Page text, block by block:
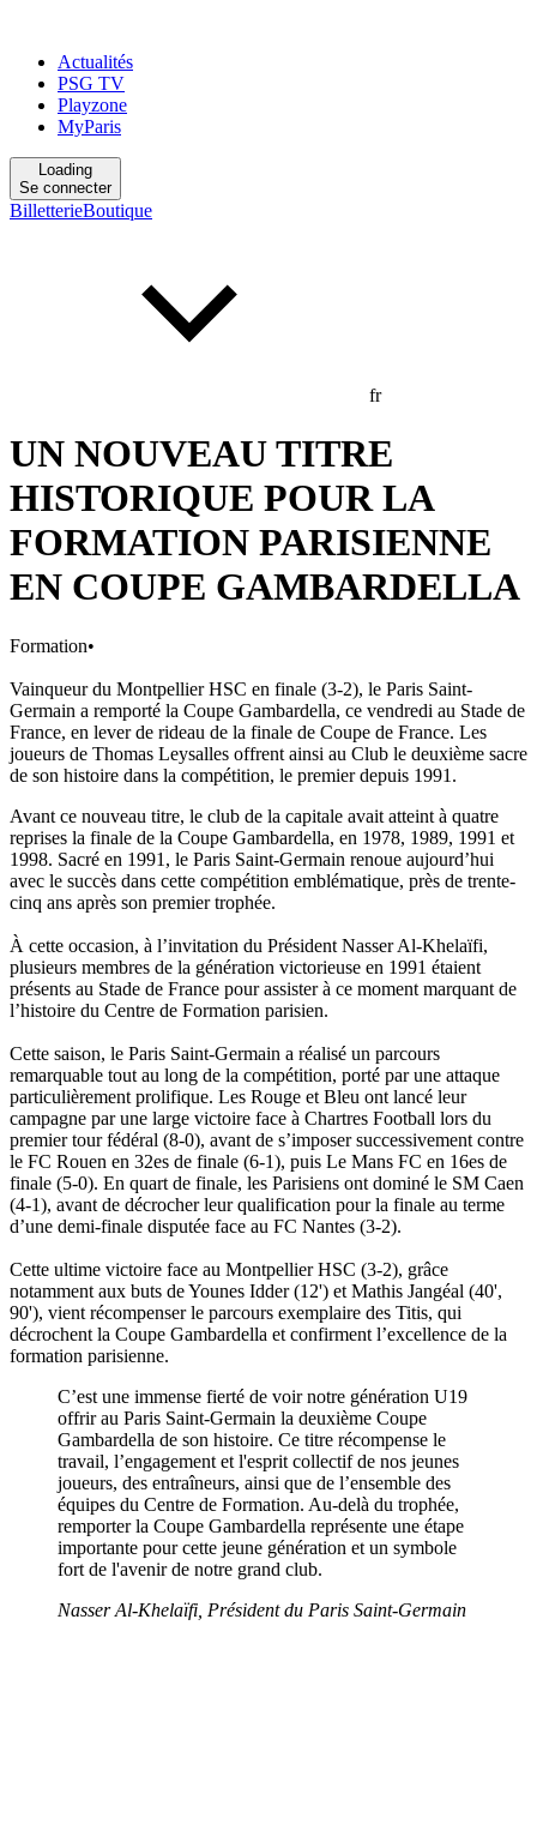
Actualités
PSG TV
Playzone
MyParis
Loading
Se connecter
BilletterieBoutique
fr
UN NOUVEAU TITRE
HISTORIQUE POUR LA
FORMATION PARISIENNE
EN COUPE GAMBARDELLA
Formation•
Vainqueur du Montpellier HSC en finale (3-2), le Paris Saint-
Germain a remporté la Coupe Gambardella, ce vendredi au Stade de
France, en lever de rideau de la finale de Coupe de France. Les
joueurs de Thomas Leysalles offrent ainsi au Club le deuxième sacre
de son histoire dans la compétition, le premier depuis 1991.
Avant ce nouveau titre, le club de la capitale avait atteint à quatre
reprises la finale de la Coupe Gambardella, en 1978, 1989, 1991 et
1998. Sacré en 1991, le Paris Saint-Germain renoue aujourd’hui
avec le succès dans cette compétition emblématique, près de trente-
cinq ans après son premier trophée.
À cette occasion, à l’invitation du Président Nasser Al-Khelaïfi,
plusieurs membres de la génération victorieuse en 1991 étaient
présents au Stade de France pour assister à ce moment marquant de
l’histoire du Centre de Formation parisien.
Cette saison, le Paris Saint-Germain a réalisé un parcours
remarquable tout au long de la compétition, porté par une attaque
particulièrement prolifique. Les Rouge et Bleu ont lancé leur
campagne par une large victoire face à Chartres Football lors du
premier tour fédéral (8-0), avant de s’imposer successivement contre
le FC Rouen en 32es de finale (6-1), puis Le Mans FC en 16es de
finale (5-0). En quart de finale, les Parisiens ont dominé le SM Caen
(4-1), avant de décrocher leur qualification pour la finale au terme
d’une demi-finale disputée face au FC Nantes (3-2).
Cette ultime victoire face au Montpellier HSC (3-2), grâce
notamment aux buts de Younes Idder (12') et Mathis Jangéal (40',
90'), vient récompenser le parcours exemplaire des Titis, qui
décrochent la Coupe Gambardella et confirment l’excellence de la
formation parisienne.
C’est une immense fierté de voir notre génération U19
offrir au Paris Saint-Germain la deuxième Coupe
Gambardella de son histoire. Ce titre récompense le
travail, l’engagement et l'esprit collectif de nos jeunes
joueurs, des entraîneurs, ainsi que de l’ensemble des
équipes du Centre de Formation. Au-delà du trophée,
remporter la Coupe Gambardella représente une étape
importante pour cette jeune génération et un symbole
fort de l'avenir de notre grand club.
Nasser Al-Khelaïfi, Président du Paris Saint-Germain